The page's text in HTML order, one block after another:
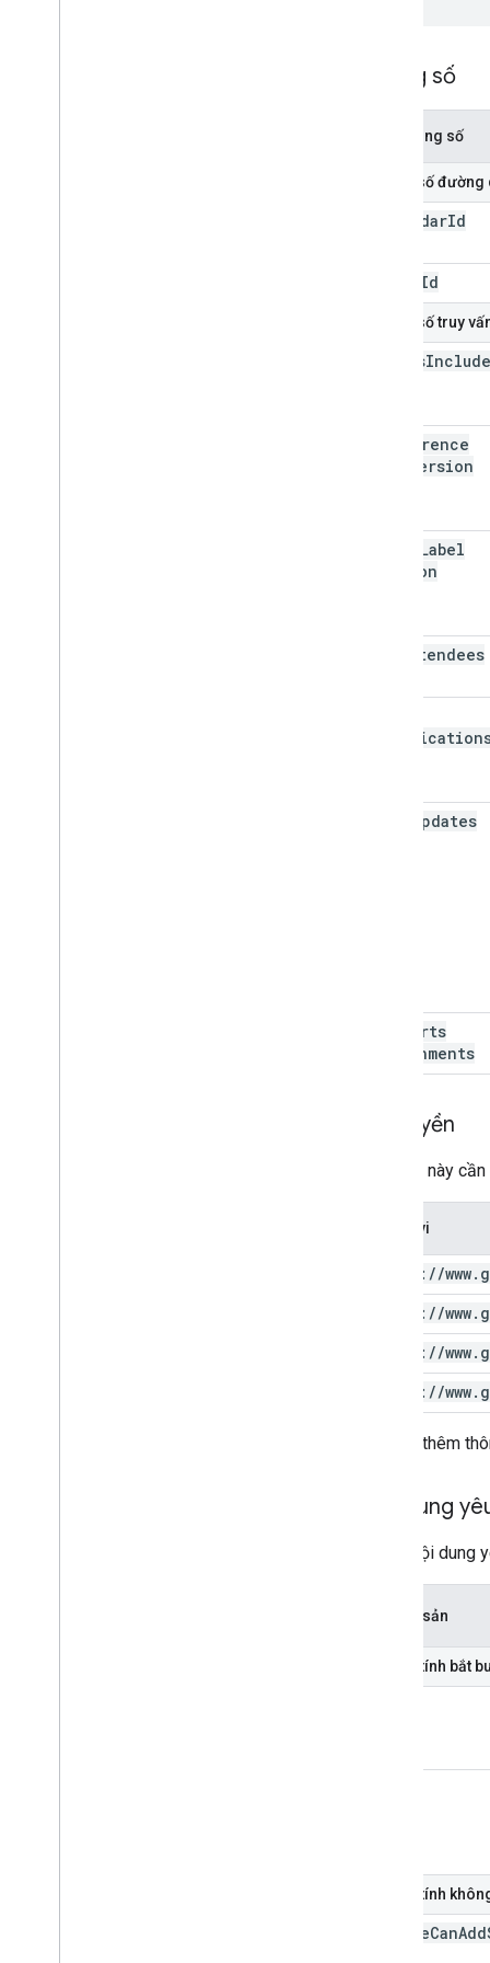
Thông số
Tên thông số
Tham số đường
calendarId
Id
Tham số truy
alwaysInclude
conference
Version
Label
Version
Attendees
Updates
supports
Attachments
Ủy quyền
Yêu cầu này
Phạm vi
https: //www.
https: //www.
https: //www.
https: //www.
Để biết thêm
Nội dung
Trong nội dung
Tên tài sản
Thuộc tính bắt
Thuộc tính
anyoneCanAdd